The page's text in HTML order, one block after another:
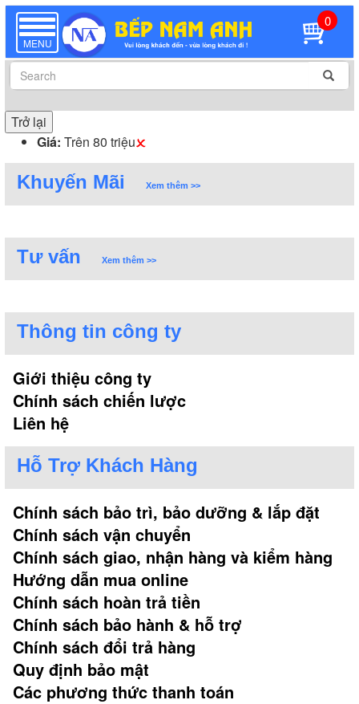
TOGGLE
NAVIGATION
MENU
0
Trở lại
Giá: Trên 80 triệu
Khuyến Mãi Xem thêm >>
Tư vấn Xem thêm >>
Thông tin công ty
Giới thiệu công ty
Chính sách chiến lược
Liên hệ
Hỗ Trợ Khách Hàng
Chính sách bảo trì, bảo dưỡng & lắp đặt
Chính sách vận chuyển
Chính sách giao, nhận hàng và kiểm hàng
Hướng dẫn mua online
Chính sách hoàn trả tiền
Chính sách bảo hành & hỗ trợ
Chính sách đổi trả hàng
Quy định bảo mật
Các phương thức thanh toán